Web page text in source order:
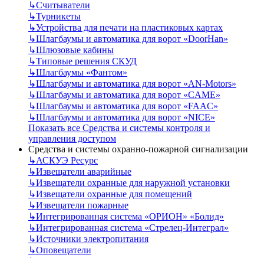
↳Считыватели
↳Турникеты
↳Устройства для печати на пластиковых картах
↳Шлагбаумы и автоматика для ворот «DoorHan»
↳Шлюзовые кабины
↳Типовые решения СКУД
↳Шлагбаумы «Фантом»
↳Шлагбаумы и автоматика для ворот «AN-Motors»
↳Шлагбаумы и автоматика для ворот «CAME»
↳Шлагбаумы и автоматика для ворот «FAAC»
↳Шлагбаумы и автоматика для ворот «NICE»
Показать все Средства и системы контроля и
управления доступом
Средства и системы охранно-пожарной сигнализации
↳АСКУЭ Ресурс
↳Извещатели аварийные
↳Извещатели охранные для наружной установки
↳Извещатели охранные для помещений
↳Извещатели пожарные
↳Интегрированная система «ОРИОН» «Болид»
↳Интегрированная система «Стрелец-Интеграл»
↳Источники электропитания
↳Оповещатели